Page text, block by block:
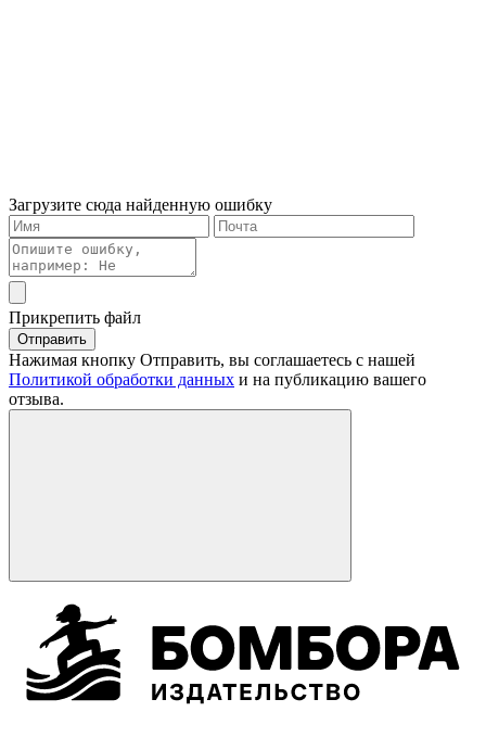
Загрузите сюда найденную ошибку
Прикрепить файл
Отправить
Нажимая кнопку Отправить, вы соглашаетесь с нашей
Политикой обработки данных и на публикацию вашего
отзыва.